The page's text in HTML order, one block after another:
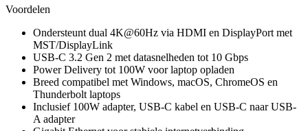
Voordelen
Ondersteunt dual 4K@60Hz via HDMI en DisplayPort met
MST/DisplayLink
USB-C 3.2 Gen 2 met datasnelheden tot 10 Gbps
Power Delivery tot 100W voor laptop opladen
Breed compatibel met Windows, macOS, ChromeOS en
Thunderbolt laptops
Inclusief 100W adapter, USB-C kabel en USB-C naar USB-
A adapter